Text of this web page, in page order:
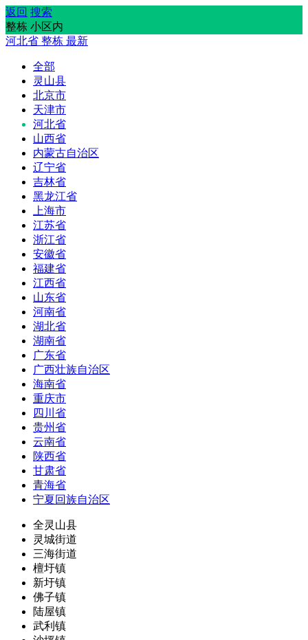
返回 搜索
整栋 小区内
河北省 整栋 最新
全部
灵山县
北京市
天津市
河北省
山西省
内蒙古自治区
辽宁省
吉林省
黑龙江省
上海市
江苏省
浙江省
安徽省
福建省
江西省
山东省
河南省
湖北省
湖南省
广东省
广西壮族自治区
海南省
重庆市
四川省
贵州省
云南省
陕西省
甘肃省
青海省
宁夏回族自治区
全灵山县
灵城街道
三海街道
檀圩镇
新圩镇
佛子镇
陆屋镇
武利镇